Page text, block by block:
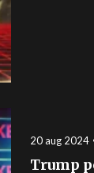
20 aug 2024
Trump